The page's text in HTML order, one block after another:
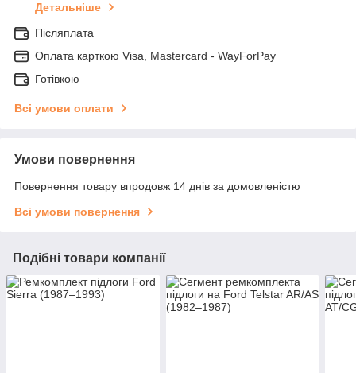
Детальніше
Післяплата
Оплата карткою Visa, Mastercard - WayForPay
Готівкою
Всі умови оплати
Умови повернення
Повернення товару впродовж 14 днів за домовленістю
Всі умови повернення
Подібні товари компанії